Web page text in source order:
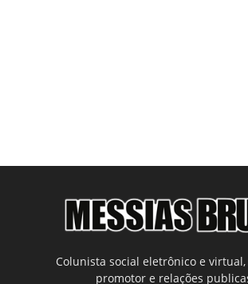
Colunista social eletrônico e
promotor e relações